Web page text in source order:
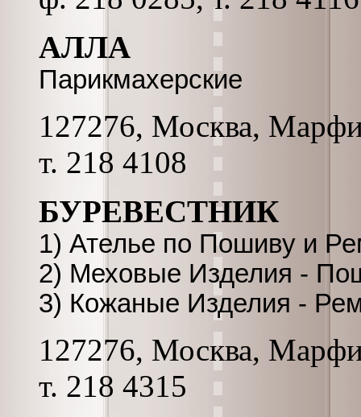
АЛЛА
Парикмахерские
127276, Москва,
т. 218 4108
БУРЕВЕСТНИК
1) Ателье по Пошиву и
2) Меховые Изделия -
3) Кожаные Изделия -
127276, Москва,
т. 218 4315